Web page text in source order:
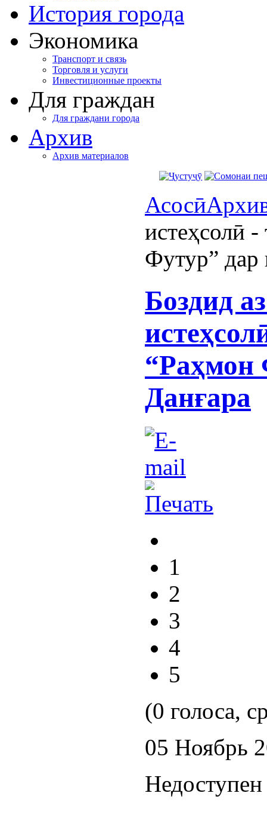
История города
Экономика
Транспорт и связь
Торговля и услуги
Инвестиционные проекты
Для граждан
Для граждани города
Архив
Архив материалов
Асосӣ
истеҳсолӣ
Футур” дар
Боздид
“Раҳмон
Данғара
1
2
3
4
5
(0 голоса,
05 Ноябрь